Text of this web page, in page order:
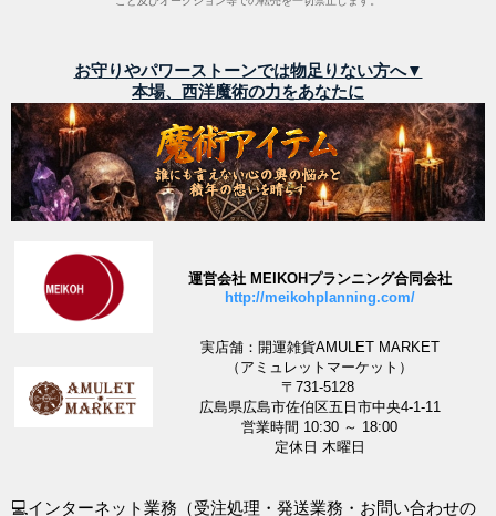
お守りやパワーストーンでは物足りない方へ▼
本場、西洋魔術の力をあなたに
運営会社 MEIKOHプランニング合同会社
http://meikohplanning.com/
実店舗：開運雑貨AMULET MARKET
（アミュレットマーケット）
〒731-5128
広島県広島市佐伯区五日市中央4-1-11
営業時間 10:30 ～ 18:00
定休日 木曜日
💻インターネット業務（受注処理・発送業務・お問い合わせの